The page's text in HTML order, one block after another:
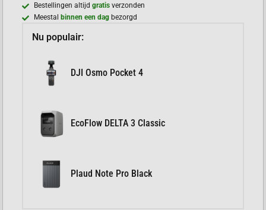
Bestellingen altijdgratisverzonden
Meestalbinnen een dag bezorgd
Nu populair:
DJI Osmo Pocket 4
EcoFlow DELTA 3 Classic
Plaud Note Pro Black